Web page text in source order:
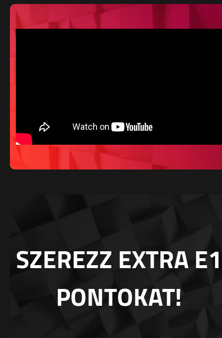
SZEREZZ EXTRA E1
PONTOKAT!